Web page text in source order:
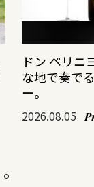
ドン ペリニ
な地で奏で
ー。
2026.08.05